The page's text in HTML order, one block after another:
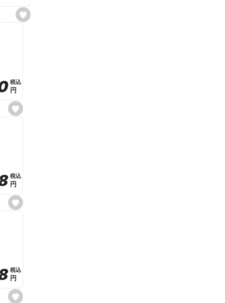
s
e
s
e
e
税込
税込
円
円
s
e
e
税込
税込
円
円
s
税込
税込
円
円